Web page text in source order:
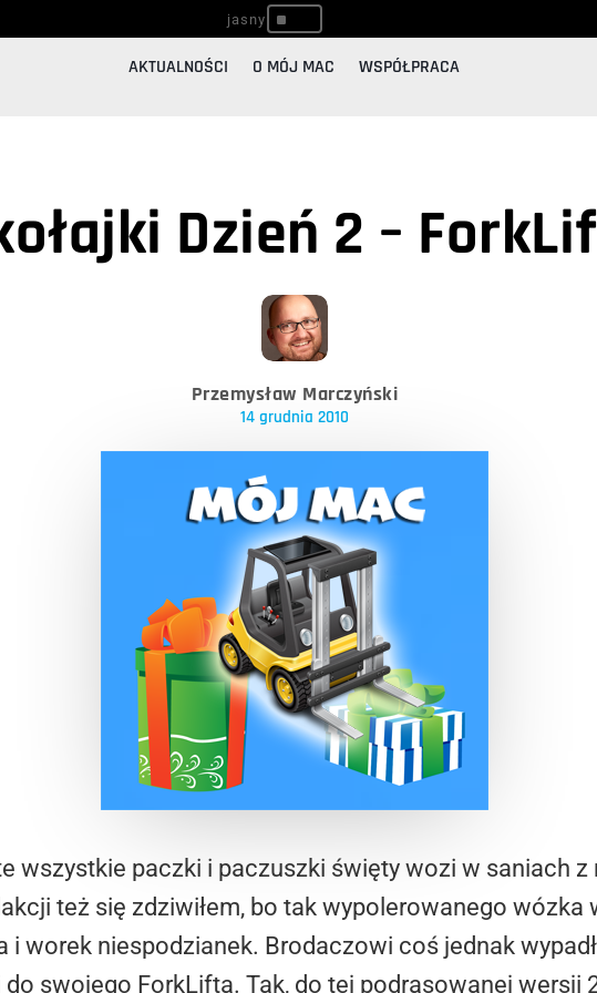
^
AKTUALNOŚCI O MÓJ MAC WSPÓŁPRACA
Dzień 2 –
Przemysław Marczyński
14 grudnia 2010
wszystkie paczki i paczuszki święty wozi w saniach z
też się zdziwiłem, bo tak wypolerowanego wózka
i worek niespodzianek. Brodaczowi coś jednak
do swojego ForkLifta. Tak, do tej podrasowanej wersji